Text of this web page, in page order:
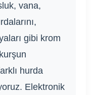
vana,
gibi krom
hurda
Elektronik